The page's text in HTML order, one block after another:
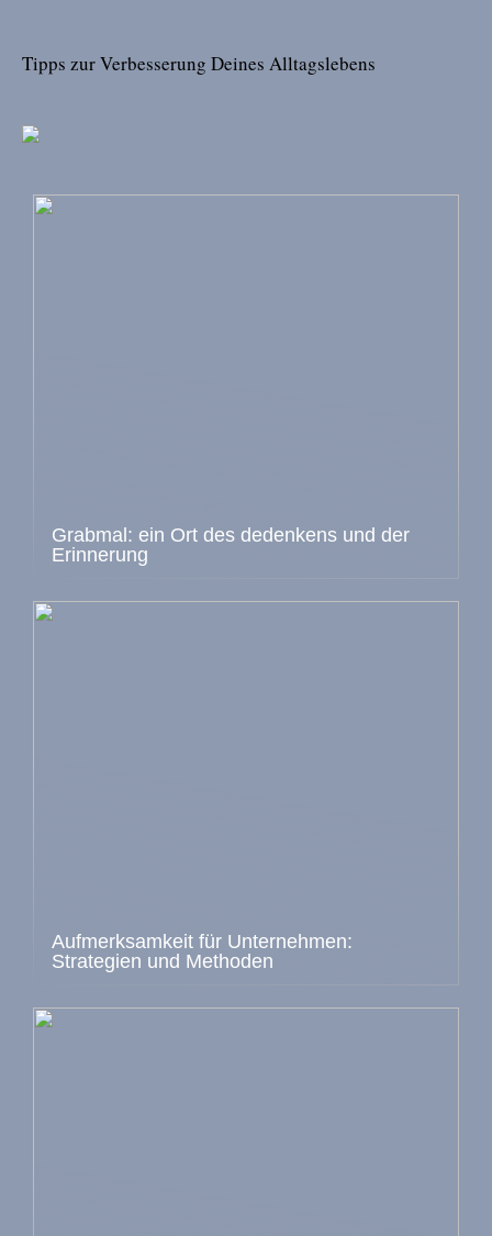
Tipps zur Verbesserung Deines Alltagslebens
Grabmal: ein Ort des dedenkens und der
Erinnerung
Aufmerksamkeit für Unternehmen:
Strategien und Methoden